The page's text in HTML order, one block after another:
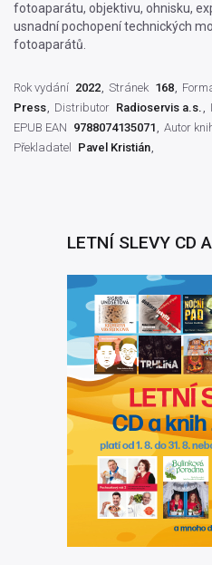
fotoaparátu, objektivu, ohnisku,
usnadní pochopení technických
fotoaparátů.
Rok vydání 2022 Stránek 168
Press
Distributor Radioservis a.s.
EPUB EAN 9788074135071 Autor
Překladatel
Pavel Kristián
LETNÍ SLEVY CD